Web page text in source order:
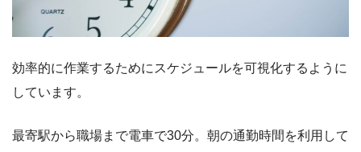
効率的に作業するためにスケジュールを可視化するように
しています。
最寄駅から職場まで電車で30分。朝の通勤時間を利用して